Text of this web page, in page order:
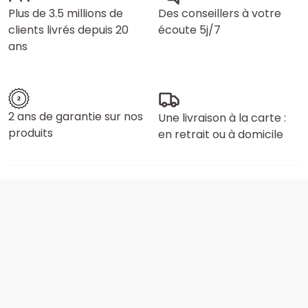
Plus de 3.5 millions de
clients livrés depuis 20
ans
Des conseillers à votre
écoute 5j/7
2 ans de garantie sur nos
produits
Une livraison à la carte :
en retrait ou à domicile